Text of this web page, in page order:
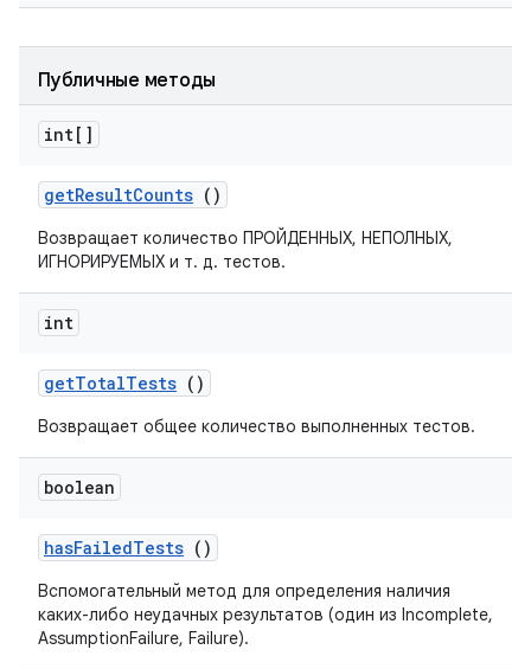
Публичные методы
int[]
getResultCounts ()
Возвращает количество ПРОЙДЕННЫХ, НЕПОЛНЫХ,
ИГНОРИРУЕМЫХ и т. д. тестов.
int
getTotalTests ()
Возвращает общее количество выполненных тестов.
boolean
hasFailedTests ()
Вспомогательный метод для определения наличия
каких-либо неудачных результатов (один из Incomplete,
AssumptionFailure, Failure).